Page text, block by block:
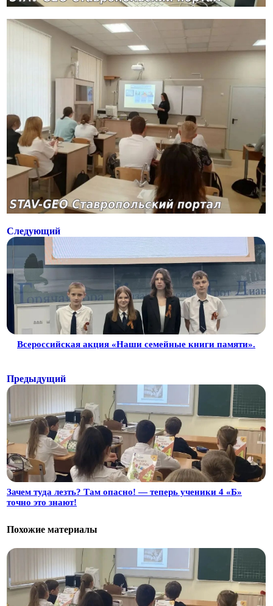
Следующий
Всероссийская акция «Наши семейные книги памяти».
Предыдущий
Зачем туда лезть? Там опасно! — теперь ученики 4 «Б»
точно это знают!
Похожие материалы